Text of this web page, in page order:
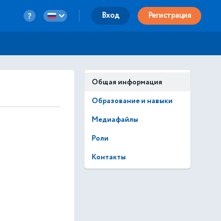
Вход Регистрация
Общая информация
Образование и навыки
Медиафайлы
Роли
Контакты